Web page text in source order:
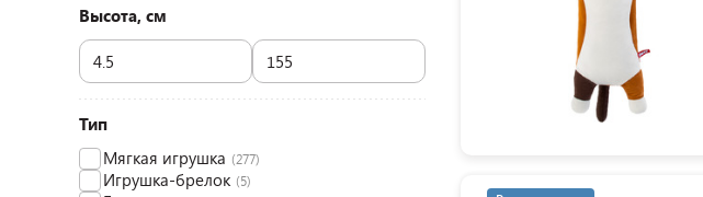
Высота, см
Тип
Мягкая игрушка (277)
Игрушка-брелок (5)